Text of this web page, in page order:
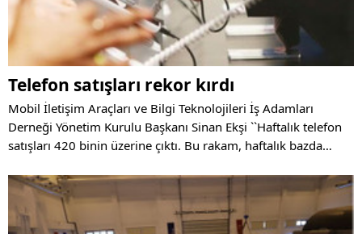
Telefon satışları rekor kırdı
Mobil İletişim Araçları ve Bilgi Teknolojileri İş Adamları
Derneği Yönetim Kurulu Başkanı Sinan Ekşi ``Haftalık telefon
satışları 420 binin üzerine çıktı. Bu rakam, haftalık bazda